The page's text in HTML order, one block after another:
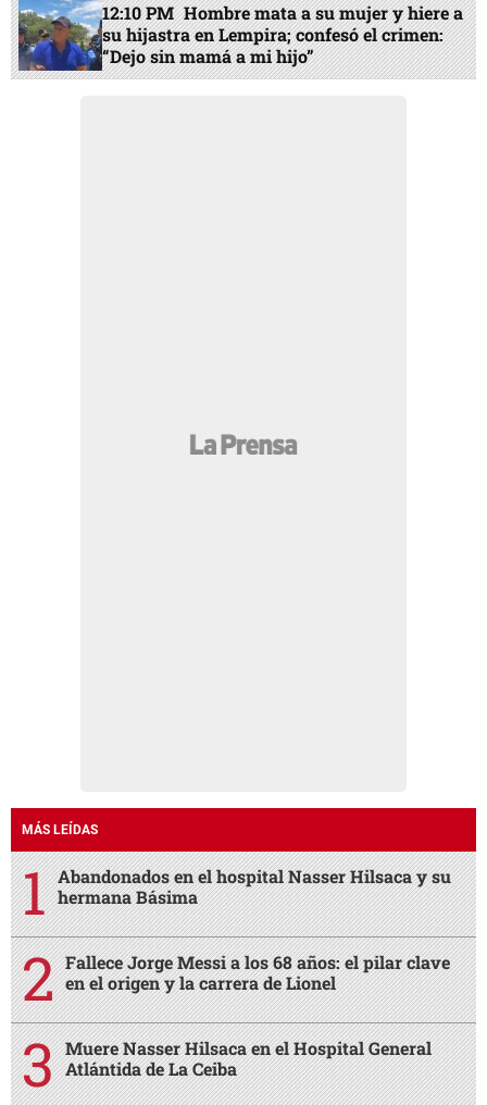
12:10 PM Hombre mata a su mujer y hiere a
su hijastra en Lempira; confesó el crimen:
“Dejo sin mamá a mi hijo”
MÁS LEÍDAS
Abandonados en el hospital Nasser Hilsaca y su
hermana Básima
Fallece Jorge Messi a los 68 años: el pilar clave
en el origen y la carrera de Lionel
Muere Nasser Hilsaca en el Hospital General
Atlántida de La Ceiba